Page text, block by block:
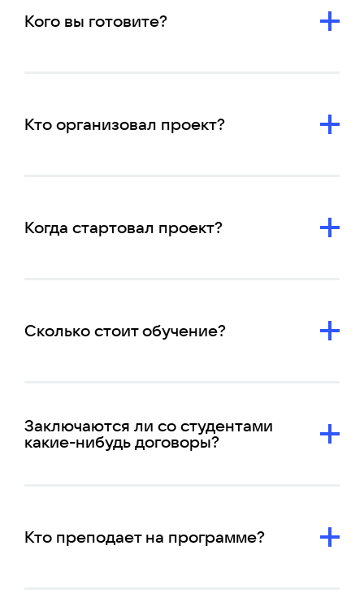
Кого вы готовите?
Кто организовал проект?
Когда стартовал проект?
Сколько стоит обучение?
Заключаются ли со студентами
какие-нибудь договоры?
Кто преподает на программе?